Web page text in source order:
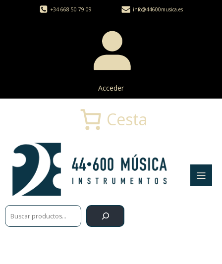
+34 668 50 79 09 info@44600musica.es
Acceder
Buscar
Cesta